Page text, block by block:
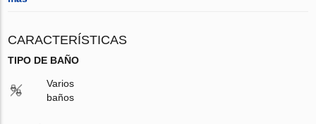
CARACTERÍSTICAS
TIPO DE BAÑO
Varios
baños